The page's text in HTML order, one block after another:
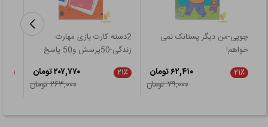
چوپی-من دیگر پستانک نمی
خواهم!
۲۱٪
۶۲,۴۱۰ تومان
۷۹,۰۰۰ تومان
2دسته کارت بازی مهارت
زندگی-50پرسش و50 پاسخ
۲۱٪
۲۰۷,۷۷۰ تومان
۲۶۳,۰۰۰ تومان